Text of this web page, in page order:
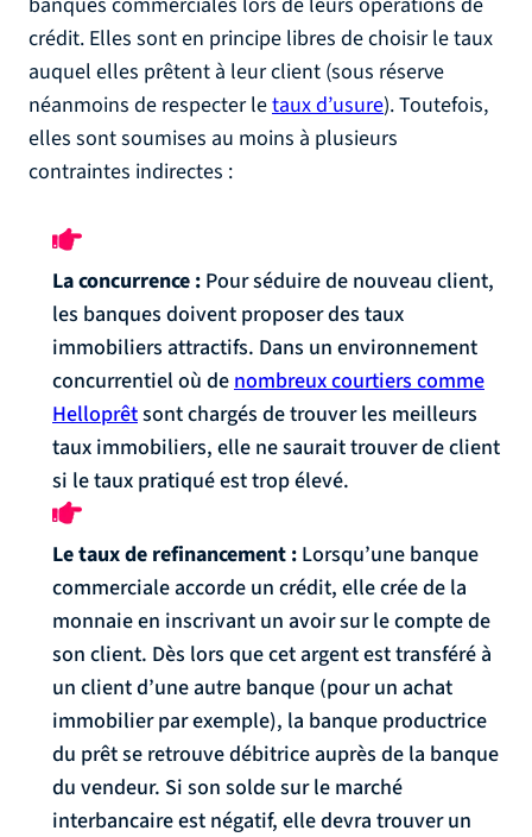
crédit. Elles sont en principe libres de choisir le taux
auquel elles prêtent à leur client (sous réserve
néanmoins de respecter letaux d’usure). Toutefois,
elles sont soumises au moins à plusieurs
contraintes indirectes :
La concurrence : Pour séduire de nouveau client,
les banques doivent proposer des taux
immobiliers attractifs. Dans un environnement
concurrentiel où denombreux courtiers comme
Helloprêtsont chargés de trouver les meilleurs
taux immobiliers, elle ne saurait trouver de client
si le taux pratiqué est trop élevé.
Le taux de refinancement : Lorsqu’une banque
commerciale accorde un crédit, elle crée de la
monnaie en inscrivant un avoir sur le compte de
son client. Dès lors que cet argent est transféré à
un client d’une autre banque (pour un achat
immobilier par exemple), la banque productrice
du prêt se retrouve débitrice auprès de la banque
du vendeur. Si son solde sur le marché
interbancaire est négatif, elle devra trouver un